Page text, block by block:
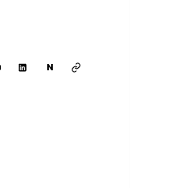
N